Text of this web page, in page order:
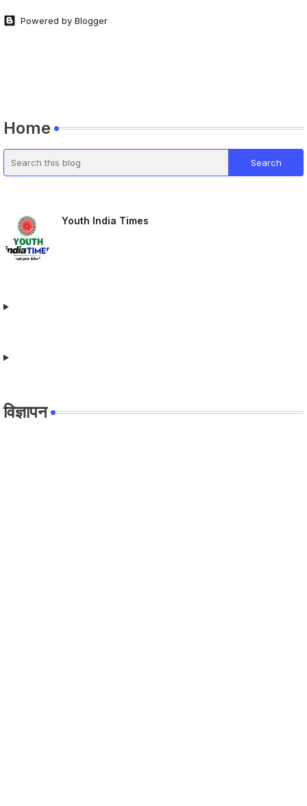
Powered by Blogger
Home
Youth India Times
विज्ञापन